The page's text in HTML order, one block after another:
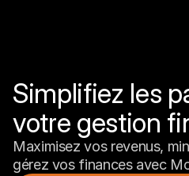
Simplifiez les
votre gestion
Maximisez vos revenus,
gérez vos finances avec